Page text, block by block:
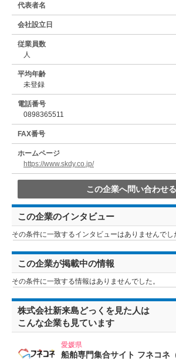
代表者名
会社設立日
従業員数
人
平均年齢
未登録
電話番号
0898365511
FAX番号
ホームページ
https://www.skdy.co.jp/
この企業へ問い合わせる
この企業のインタビュー
その条件に一致するインタビューはありませんでし
この企業が掲載中の情報
その条件に一致する情報はありませんでした。
株式会社新来島どっくを見た人は
こんな企業も見ています
愛媛県
船舶専門集合サイト フネコネ